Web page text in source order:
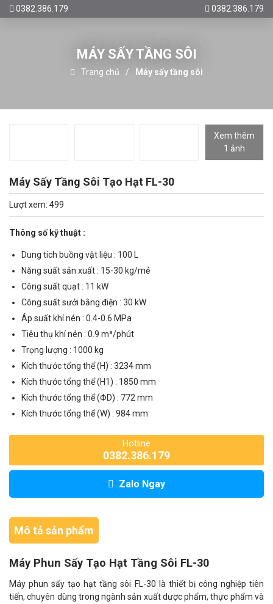
0382.386.179 0382.386.179
MÁY SẤY TẦNG SÔI
Trang chủ Máy sấy tầng sôi
Xem thêm
1 ảnh
Máy Sấy Tầng Sôi Tạo Hạt FL-30
Lượt xem: 499
Thông số kỹ thuật :
Dung tích buồng vật liệu : 100 L
Năng suất sản xuất : 15-30 kg/mẻ
Công suất quạt : 11 kW
Công suất sưởi bằng điện : 30 kW
Áp suất khí nén : 0.4-0.6 MPa
Tiêu thụ khí nén : 0.9 m³/phút
Trọng lượng : 1000 kg
Kích thước tổng thể (H) : 3234 mm
Kích thước tổng thể (H1) : 1850 mm
Kích thước tổng thể (ΦD) : 772 mm
Kích thước tổng thể (W) : 984 mm
Hotline
0382.386.179
Zalo Ngay
Mô tả sản phẩm
Máy Phun Sấy Tạo Hạt Tầng Sôi FL-30
Máy phun sấy tạo hạt tầng sôi FL-30 là thiết bị công nghiệp tiên
tiến, chuyên dùng trong ngành sản xuất dược phẩm, thực phẩm và